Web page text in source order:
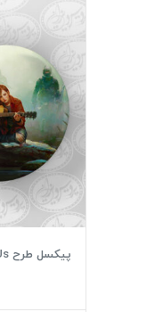
پیکسل طرح The Last Of Us کد 03